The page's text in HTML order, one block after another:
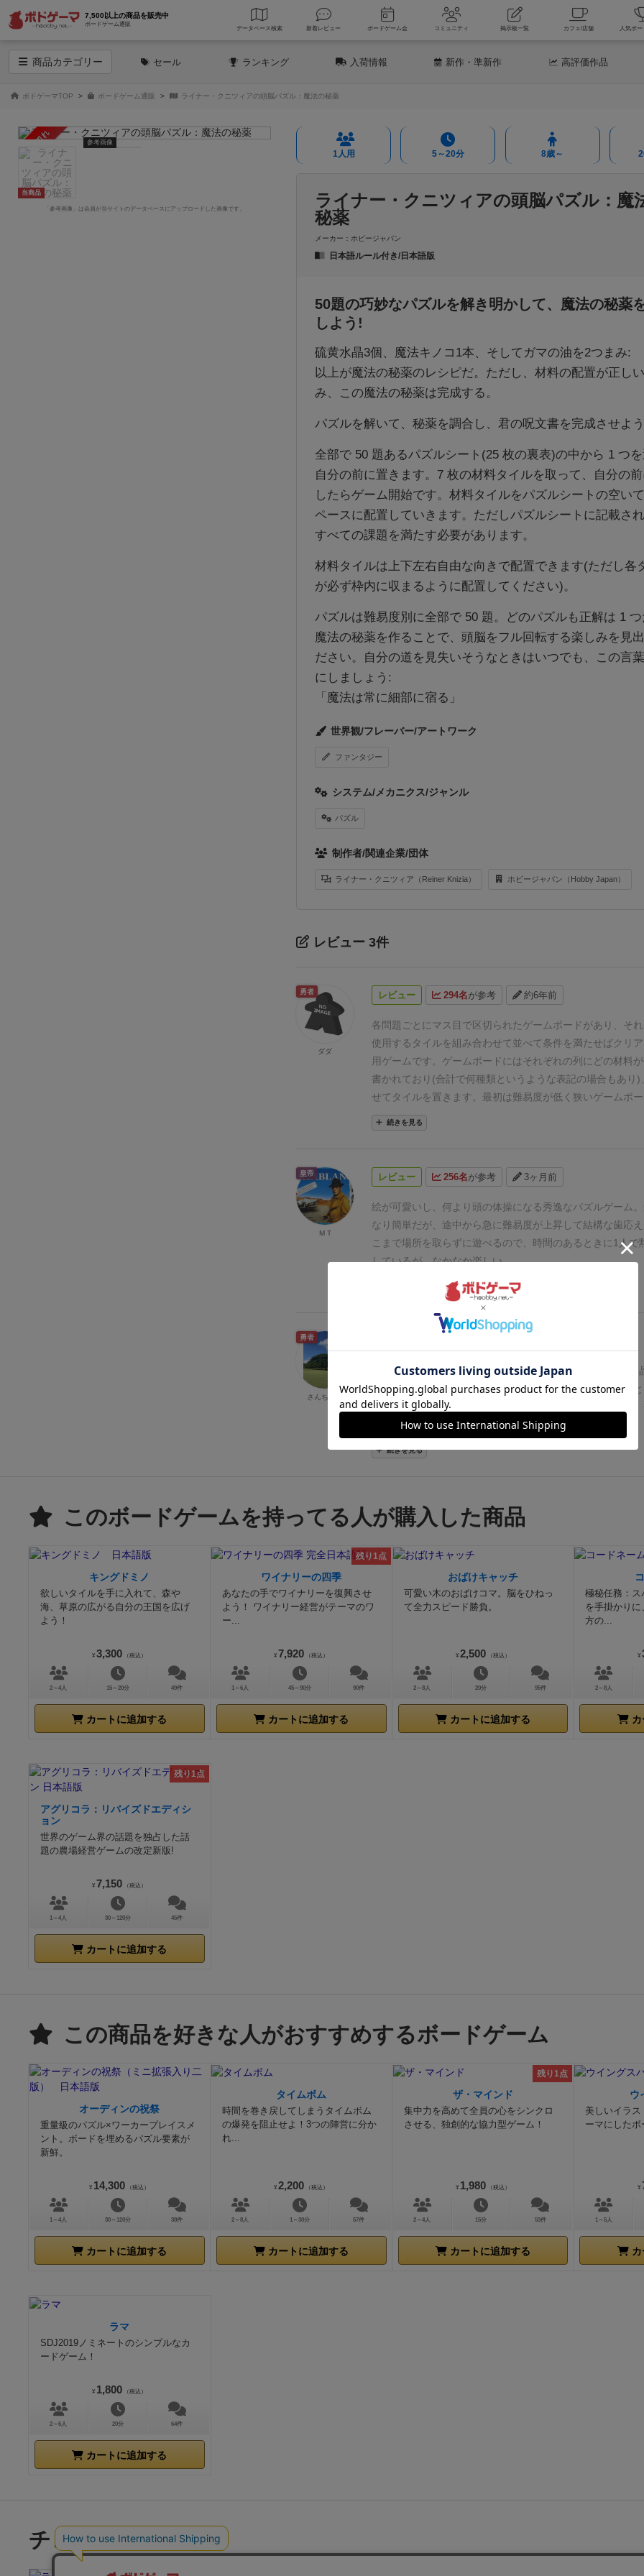
7,500以上の商品を販売中
ボードゲーム通販
データベース 検索 新着レビュー ボードゲーム会 コミュニティ 掲示板一覧 カフ
商品カテゴリー セール ランキング 入荷情報 新作 ・準新作 高評価作品
ボドゲーマTOP ボードゲーム通販 ライナー・クニツィアの頭脳パズル：魔法の秘薬
売り切れ
当商品
参考画像
「参考画像」は会員が当サイトのデータベースにアップロードした画像です。
1人用 5～20分 8歳～
ライナー・クニツィアの頭脳パズル：魔
秘薬
メーカー：ホビージャパン
日本語ルール付き/日本語版
50題の巧妙なパズルを解き明かして、魔法の秘薬
しよう!
硫黄水晶3個、魔法キノコ1本、そしてガマの油を2つまみ:
以上が魔法の秘薬のレシピだ。ただし、材料の配置が正し
み、この魔法の秘薬は完成する。
パズルを解いて、秘薬を調合し、君の呪文書を完成させよ
全部で 50 題あるパズルシート(25 枚の裏表)の中から 1 つ
自分の前に置きます。7 枚の材料タイルを取って、自分の
したらゲーム開始です。材料タイルをパズルシートの空い
ペースに配置していきます。ただしパズルシートに記載さ
すべての課題を満たす必要があります。
材料タイルは上下左右自由な向きで配置できます(ただし各
が必ず枠内に収まるように配置してください)。
パズルは難易度別に全部で 50 題。どのパズルも正解は 1
魔法の秘薬を作ることで、頭脳をフル回転する楽しみを見
ださい。自分の道を見失いそうなときはいつでも、この言
にしましょう:
「魔法は常に細部に宿る」
世界観/フレーバー/アートワーク
ファンタジー
システム/メカニクス/ジャンル
パズル
制作者/関連企業/団体
ライナー・クニツィア（Reiner Knizia） ホビージャパン（Hobby Japan）
レビュー 3件
レビュー 294名が参考 約6年前
各問題ごとにマス目で区切られたゲームボードがあり、そ
使用するタイルを組み合わせて並べて条件を満たせばクリ
用ゲームです。ゲームボードにはそれぞれの列にどの材料
書かれており(合計で何種類というような表記の場合もあり)
せてタイルを置きます。最初は難易度が低く狭いゲームボ
タイルを置くだけなのですが、問題が進むにつれてゲーム
る上に正方形や長方形だけでない歪な形も登場します。さ
料が分かるヒント集も解答集とセットで付いているので全
の足掛かりになります。ボードゲームではありますが、感
レなどに近いです。 誰かと競うのではなく長時間作業する
微妙に時間が空いたときの暇潰しにちょうど良いですね
続きを見る
勇者
ダダ
レビュー 256名が参考 3ヶ月前
絵が可愛いし、何より頭の体操になる秀逸なパズルゲーム。
なり簡単だが、途中から急に難易度が上昇して結構な歯応
こまで場所を取らずに遊べるので、時間のあるときに1人で
しているが、なかなか楽しい。
皇帝
M T
5つの材料（カエル、ワスレナグサ、クモ、キノコ、硫黄水
シートに書かれた条件を満たすように並べていくゲーム。
人でじっくり考えるのが好きなら是非プレイして頂きたい
題、遊びごたえがあります😌
続きを見る
勇者
さんちゃん
このボードゲームを持ってる人が購入した商品
キングドミノ
欲しいタイルを手に入れて、森や
海、草原の広がる自分の王国を広げ
よう！
¥ 3,300 （税込）
2～4人 15～20分 49件
カートに追加する
残り1点
ワイナリーの四季
あなたの手でワイナリーを復興させ
よう！ ワイナリー経営がテーマのワ
ー...
¥ 7,920 （税込）
1～6人 45～90分 90件
カートに追加する
おばけキャッチ
可愛い木のおばけコマ。脳をひねっ
て全力スピード勝負。
¥ 2,500 （税込）
2～8人 20分 95件
カートに追加する
極秘任務：
を手掛かり
方の...
¥
2～8人
カ
残り1点
アグリコラ：リバイズドエディシ
ョン
世界のゲーム界の話題を独占した話
題の農場経営ゲームの改定新版!
¥ 7,150 （税込）
1～4人 30～120分 45件
カートに追加する
この商品を好きな人がおすすめするボードゲーム
オーディンの祝祭
重量級のパズル×ワーカープレイスメ
ント。ボードを埋めるパズル要素が
新鮮。
¥ 14,300 （税込）
1～4人 30～120分 38件
カートに追加する
タイムボム
時間を巻き戻してしまうタイムボム
の爆発を阻止せよ！3つの陣営に分か
れ...
¥ 2,200 （税込）
2～8人 1～30分 57件
カートに追加する
残り1点
ザ・マインド
集中力を高めて全員の心をシンクロ
させる、独創的な協力型ゲーム！
¥ 1,980 （税込）
2～4人 15分 53件
カートに追加する
ウ
美しいイラ
ーマにした
¥
1～5人
カ
ラマ
SDJ2019ノミネートのシンプルなカ
ードゲーム！
¥ 1,800 （税込）
2～6人 20分 64件
カートに追加する
チェックした商品